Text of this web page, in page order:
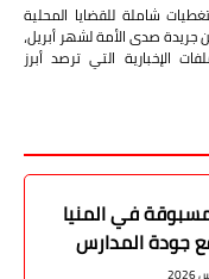
شاملة للقضايا المحلية
جريدة صدى الأمة لشهر أبريل،
الإخبارية التي ترصد أبرز
في المنيا
جودة المدارس